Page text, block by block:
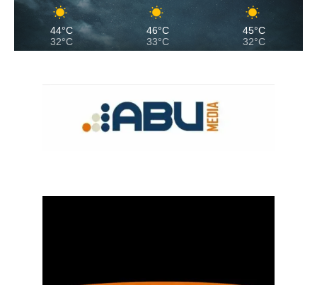
44°C
32°C
46°C
33°C
45°C
32°C